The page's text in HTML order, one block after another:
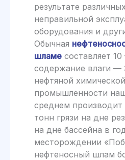
результате
неправильной
оборудования и
Обычная
шламесоставляет
содержание влаги
нефтяной химической
промышленности
среднем производит
тонн грязи на дне
на дне бассейна в
месторождении
нефтеносный шлам